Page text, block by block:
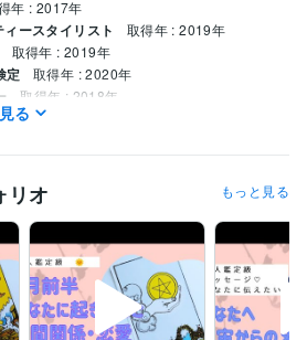
年 : 2017年
ースタイリスト 取得年 : 2019年
取得年 : 2019年
定 取得年 : 2020年
取得年 : 2018年
悩み相談・未来への道筋を立てる
ダウンロードします。
る
リオ もっと見る